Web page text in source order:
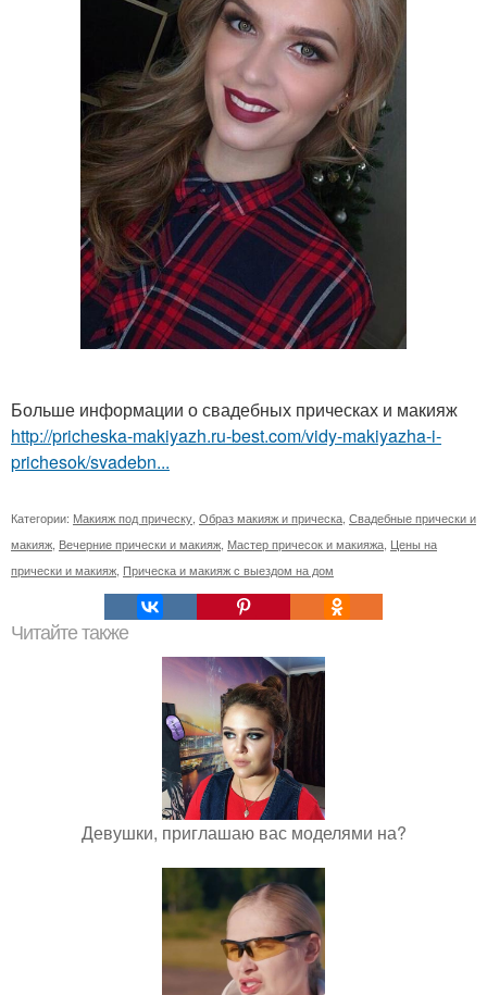
Больше информации о свадебных прическах и макияж
http://pricheska-makiyazh.ru-best.com/vidy-makiyazha-i-
prichesok/svadebn...
Категории: Макияж под прическу Образ макияж и прическа Свадебные прически и
макияж Вечерние прически и макияж Мастер причесок и макияжа Цены на
прически и макияж Прическа и макияж с выездом на дом
Читайте также
Девушки, приглашаю вас моделями на?